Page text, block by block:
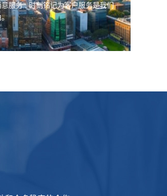
服务 , 时刻铭记为客户服务是我们
。